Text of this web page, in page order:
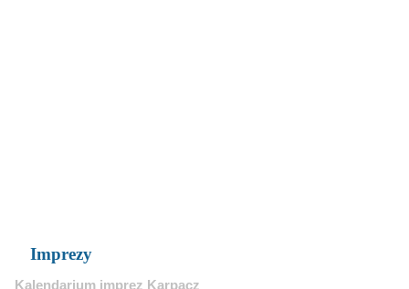
Imprezy
Kalendarium imprez Karpacz